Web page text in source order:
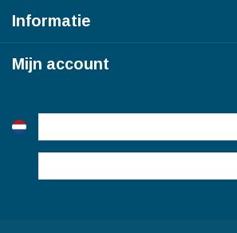
Informatie
Mijn account